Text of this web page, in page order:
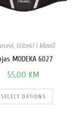
štitnici i klizači
MODEKA 6027
55,00 KM
SELECT OPTIONS